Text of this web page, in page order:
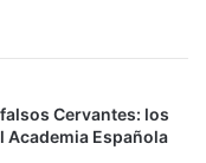
Cervantes: los
Academia Española